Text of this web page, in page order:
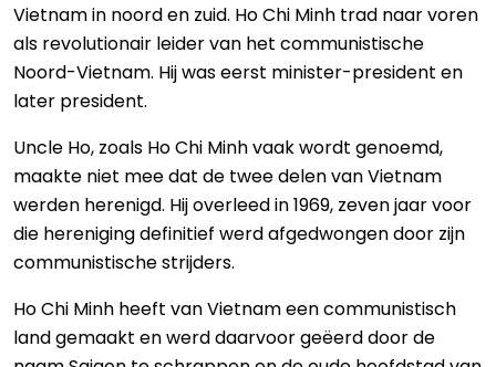
Vietnam in noord en zuid. Ho Chi Minh trad naar voren
als revolutionair leider van het communistische
Noord-Vietnam. Hij was eerst minister-president en
later president.
Uncle Ho, zoals Ho Chi Minh vaak wordt genoemd,
maakte niet mee dat de twee delen van Vietnam
werden herenigd. Hij overleed in 1969, zeven jaar voor
die hereniging definitief werd afgedwongen door zijn
communistische strijders.
Ho Chi Minh heeft van Vietnam een communistisch
land gemaakt en werd daarvoor geëerd door de